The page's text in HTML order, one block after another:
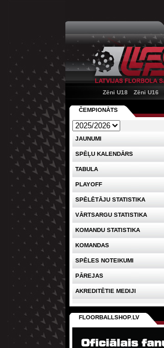
Zēni U18
Zēni U16
ČEMPIONĀTS
JAUNUMI
SPĒĻU KALENDĀRS
TABULA
PLAYOFF
SPĒLĒTĀJU STATISTIKA
VĀRTSARGU STATISTIKA
KOMANDU STATISTIKA
KOMANDAS
SPĒLES NOTEIKUMI
PĀREJAS
AKREDITĒTIE MEDIJI
FLOORBALLSHOP.LV